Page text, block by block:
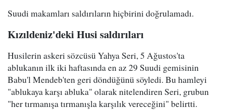
Suudi makamları saldırıların hiçbirini doğrulamadı.
Kızıldeniz'deki Husi saldırıları
Husilerin askeri sözcüsü Yahya Seri, 5 Ağustos'ta
ablukanın ilk iki haftasında en az 29 Suudi gemisinin
Babu'l Mendeb'ten geri döndüğünü söyledi. Bu hamleyi
"ablukaya karşı abluka" olarak nitelendiren Seri, grubun
"her tırmanışa tırmanışla karşılık vereceğini" belirtti.